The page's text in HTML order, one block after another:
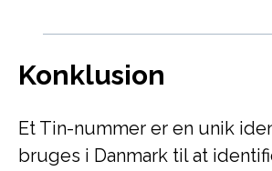
Konklusion
Et Tin-nummer er en unik
bruges i Danmark til at